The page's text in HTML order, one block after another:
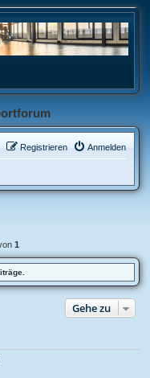
Anmelden
Registrieren
1
Gehe zu